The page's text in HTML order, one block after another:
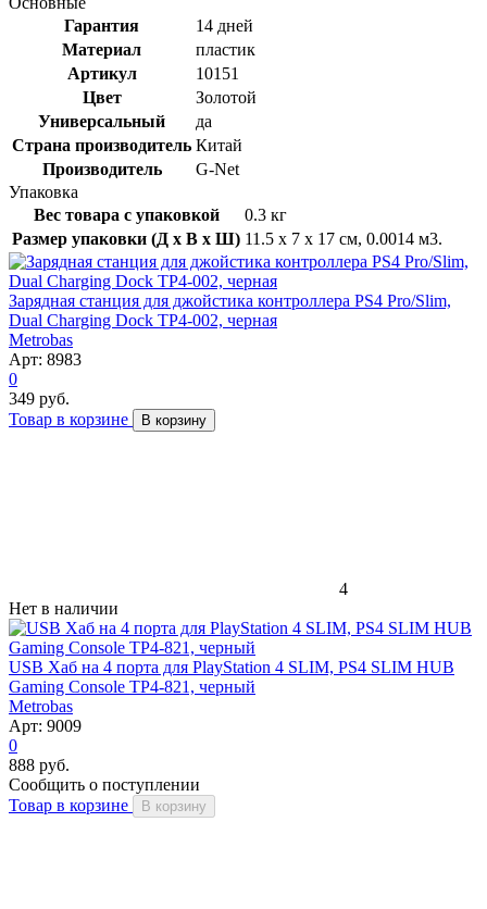
Гарантия
14 дней
Материал
пластик
Артикул
10151
Цвет
Золотой
Универсальный
да
Страна производитель Китай
Производитель
G-Net
Упаковка
Вес товара с упаковкой
0.3 кг
Размер упаковки (Д x В x Ш) 11.5 x 7 x 17 см, 0.0014 м3.
Зарядная станция для джойстика контроллера PS4 Pro/Slim,
Dual Charging Dock TP4-002, черная
Metrobas
Арт: 8983
0
349 руб.
Товар в корзине
В корзину
4
Нет в наличии
USB Хаб на 4 порта для PlayStation 4 SLIM, PS4 SLIM HUB
Gaming Console TP4-821, черный
Metrobas
Арт: 9009
0
888 руб.
Сообщить о поступлении
Товар в корзине
В корзину